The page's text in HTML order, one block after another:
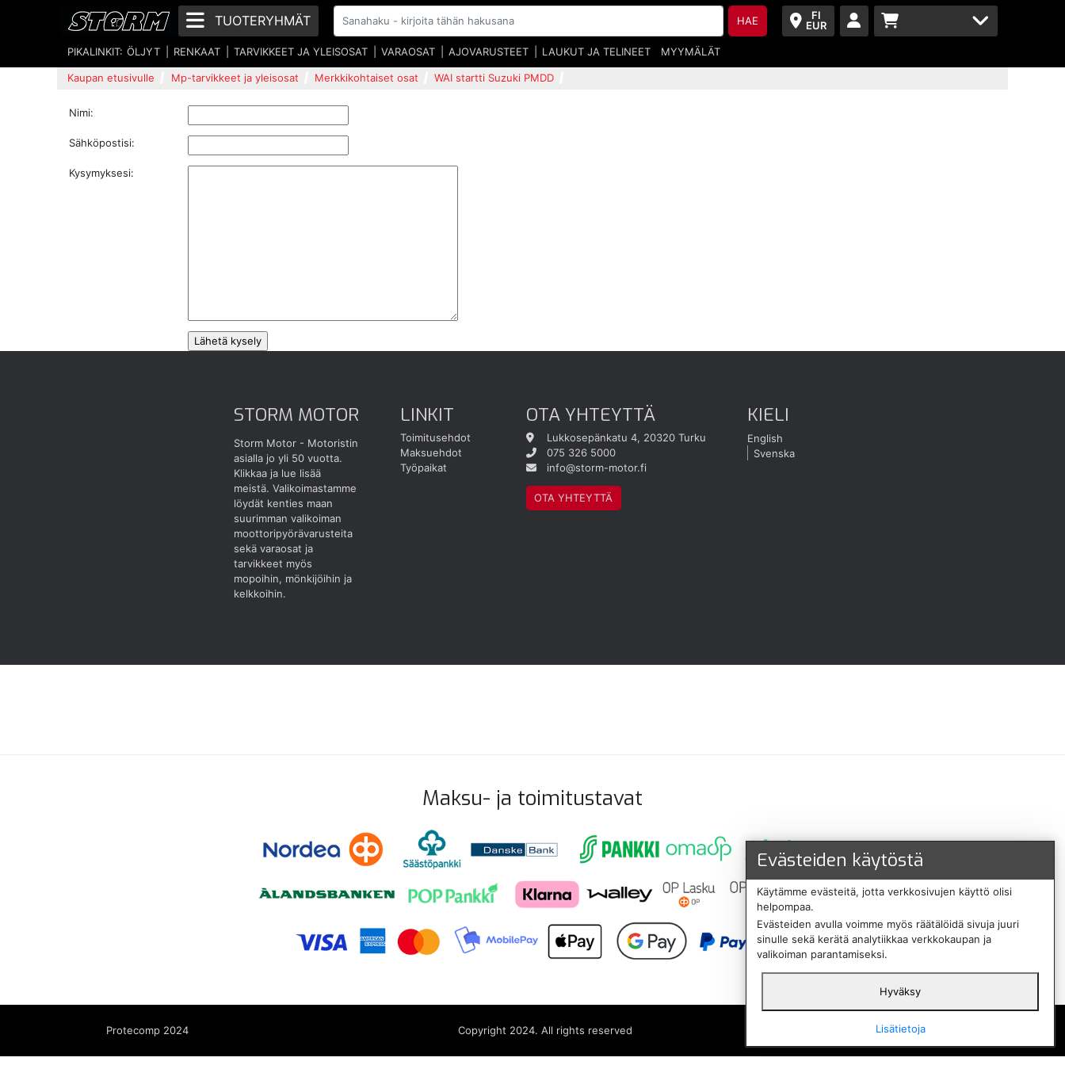
FI
EUR
TUOTERYHMÄT HAE
PIKALINKIT: ÖLJYT RENKAAT TARVIKKEET JA YLEISOSAT VARAOSAT AJOVARUSTEET LAUKUT JA TELINEET MYYMÄLÄT
Kaupan etusivulle Mp-tarvikkeet ja yleisosat Merkkikohtaiset osat WAI startti Suzuki PMDD
Nimi:
Sähköpostisi:
Kysymyksesi:
STORM MOTOR
Storm Motor - Motoristin
asialla jo yli 50 vuotta.
Klikkaa ja lue lisää
meistä. Valikoimastamme
löydät kenties maan
suurimman valikoiman
moottoripyörävarusteita
sekä varaosat ja
tarvikkeet myös
mopoihin, mönkijöihin ja
kelkkoihin.
LINKIT
Toimitusehdot
Maksuehdot
Työpaikat
OTA YHTEYTTÄ
Lukkosepänkatu 4, 20320 Turku
075 326 5000
info@storm-motor.fi
OTA YHTEYTTÄ
KIELI
English
Svenska
Maksu- ja toimitustavat
Protecomp 2024 Copyright 2024. All rights reserved
Svenska
Evästeiden käytöstä
Käytämme evästeitä, jotta verkkosivujen käyttö olisi
helpompaa.
Evästeiden avulla voimme myös räätälöidä sivuja juuri
sinulle sekä kerätä analytiikkaa verkkokaupan ja
valikoiman parantamiseksi.
Hyväksy
Lisätietoja